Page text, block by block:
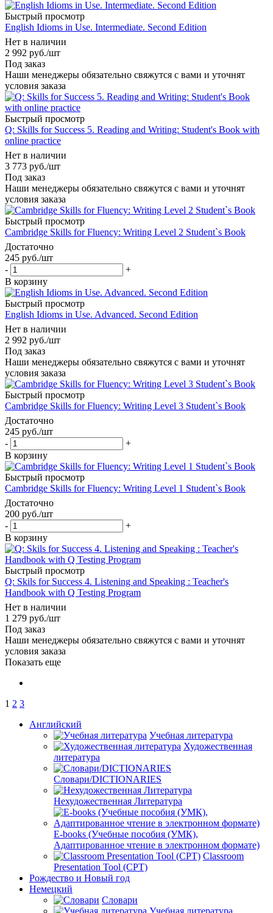
Быстрый просмотр
English Idioms in Use. Intermediate. Second Edition
Нет в наличии
2 992 руб./шт
Под заказ
Наши менеджеры обязательно свяжутся с вами и уточнят
условия заказа
Быстрый просмотр
Q: Skills for Success 5. Reading and Writing: Student's Book with
online practice
Нет в наличии
3 773 руб./шт
Под заказ
Наши менеджеры обязательно свяжутся с вами и уточнят
условия заказа
Быстрый просмотр
Cambridge Skills for Fluency: Writing Level 2 Student`s Book
Достаточно
245 руб./шт
-
+
В корзину
Быстрый просмотр
English Idioms in Use. Advanced. Second Edition
Нет в наличии
2 992 руб./шт
Под заказ
Наши менеджеры обязательно свяжутся с вами и уточнят
условия заказа
Быстрый просмотр
Cambridge Skills for Fluency: Writing Level 3 Student`s Book
Достаточно
245 руб./шт
-
+
В корзину
Быстрый просмотр
Cambridge Skills for Fluency: Writing Level 1 Student`s Book
Достаточно
200 руб./шт
-
+
В корзину
Быстрый просмотр
Q: Skils for Success 4. Listening and Speaking : Teacher's
Handbook with Q Testing Program
Нет в наличии
1 279 руб./шт
Под заказ
Наши менеджеры обязательно свяжутся с вами и уточнят
условия заказа
Показать еще
1 2 3
Английский
Учебная литература
Художественная
литература
Словари/DICTIONARIES
Нехудожественная Литература
E-books (Учебные пособия (УМК),
Адаптированное чтение в электронном формате)
Classroom
Presentation Tool (CPT)
Рождество и Новый год
Немецкий
Словари
Учебная литература